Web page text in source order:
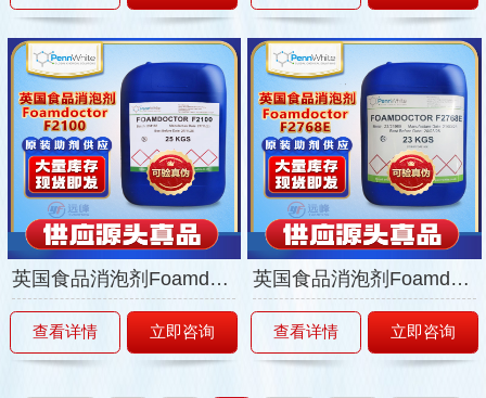
英国食品消泡剂Foamdoctor-F2100
查看详情 立即咨询
英国食品消泡剂Foamdoctor-F2768E
查看详情 立即咨询